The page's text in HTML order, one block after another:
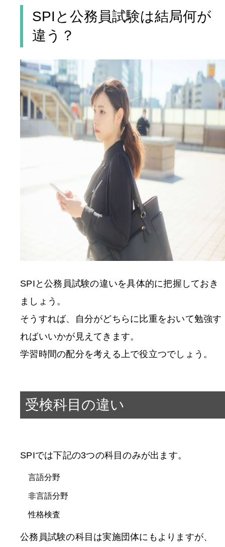
SPIと公務員試験は結局何が
違う？
SPIと公務員試験の違いを具体的に把握しておき
ましょう。
そうすれば、自分がどちらに比重をおいて勉強す
ればいいかが見えてきます。
学習時間の配分を考える上で役立つでしょう。
受検科目の違い
SPIでは下記の3つの科目のみが出ます。
言語分野
非言語分野
性格検査
公務員試験の科目は実施団体にもよりますが、